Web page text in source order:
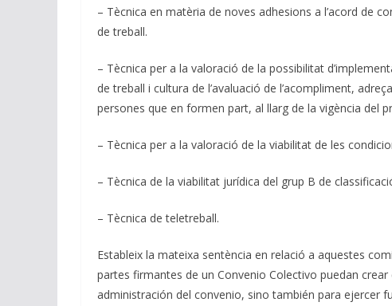
– Tècnica en matèria de noves adhesions a l’acord de
de treball.
– Tècnica per a la valoració de la possibilitat
de treball i cultura de l’avaluació de l’acompliment,
persones que en formen part, al llarg de la vigència del
– Tècnica per a la valoració de la viabilitat de les
– Tècnica de la viabilitat jurídica del grup B de
– Tècnica de teletreball.
Estableix la mateixa sentència en relació a aquestes
partes firmantes de un Convenio Colectivo puedan
administración del convenio, sino también para ejercer